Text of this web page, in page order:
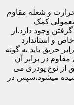
و شعله مقاوم
کمک
وجود دارد.از
و استاندارد
حریق باید به گونه
در برابر آن
از نوع پودری می
میشود،سپس در